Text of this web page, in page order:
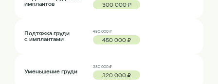
имплантов
300 000 ₽
Подтяжка груди
с имплантами
490 000 ₽
450 000 ₽
Уменьшение груди
380 000 ₽
320 000 ₽